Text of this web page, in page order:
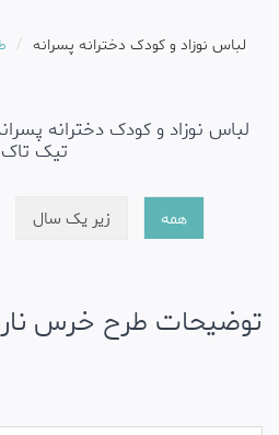
لباس نوزاد و کودک دخترانه پسرانه
لباس نوزاد و کودک دخترانه
تیک تاک
همه زیر یک سال
توضیحات طرح خرس